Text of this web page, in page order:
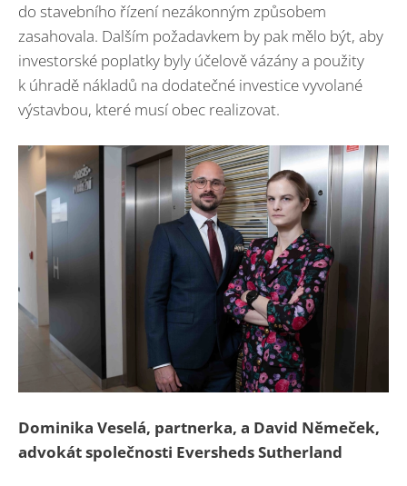
do stavebního řízení nezákonným způsobem
zasahovala. Dalším požadavkem by pak mělo být, aby
investorské poplatky byly účelově vázány a použity
k úhradě nákladů na dodatečné investice vyvolané
výstavbou, které musí obec realizovat.
Dominika Veselá, partnerka, a David Němeček,
advokát společnosti Eversheds Sutherland